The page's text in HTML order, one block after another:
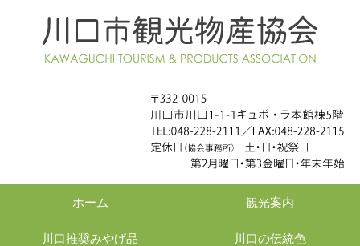
ホーム 観光案内
川口推奨みやげ品 川口の伝統色